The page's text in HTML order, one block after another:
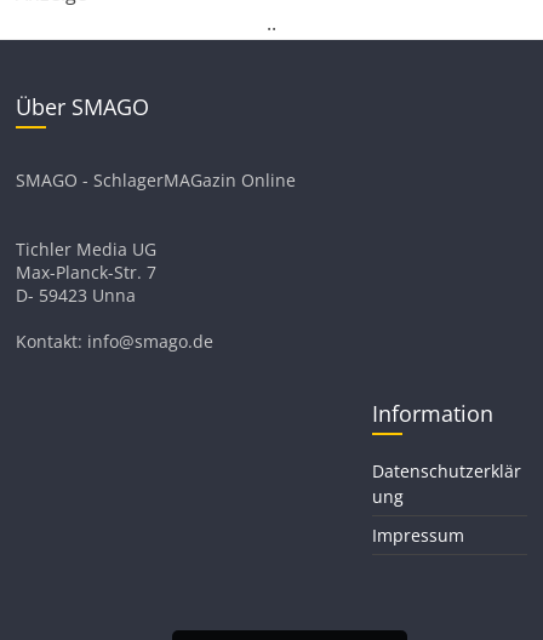
..
Über SMAGO
SMAGO - SchlagerMAGazin Online
Tichler Media UG
Max-Planck-Str. 7
D- 59423 Unna
Kontakt: info@smago.de
Information
Datenschutzerklär
ung
Impressum